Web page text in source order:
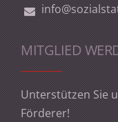
MITGLIED
Unterstützen Sie
Förderer!